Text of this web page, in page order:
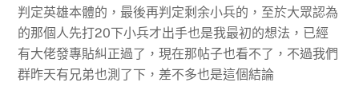
判定英雄本體的，最後再判定剩余小兵的，至於大眾認為
的那個人先打20下小兵才出手也是我最初的想法，已經
有大佬發專貼糾正過了，現在那帖子也看不了，不過我們
群昨天有兄弟也測了下，差不多也是這個結論